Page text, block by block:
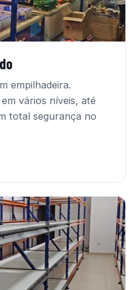
empilhadeira.
vários níveis, até
total segurança no